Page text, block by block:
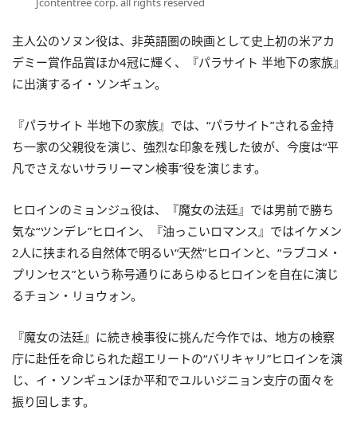
主人公のソヌン役は、非英語圏の映画として史上初の米アカ
デミー賞作品賞ほか4冠に輝く、『パラサイト 半地下の家族』
に出演するイ・ソンギュン。
『パラサイト 半地下の家族』では、“パラサイト”される金持
ち一家の父親役を演じ、強烈な印象を残した彼が、今度は“平
凡でさえないサラリーマン検事”役を演じます。
ヒロインのミョンジュ役は、『魔女の法廷』では男前で勝ち
気な“ツンデレ”ヒロイン、『油っこいロマンス』ではイケメン
2人に挟まれる自然体で明るい“天然”ヒロインと、“ラブコメ・
プリンセス”という称号通りにあらゆるヒロインを自在に演じ
るチョン・リョウォン。
『魔女の法廷』に続き検事役に挑んだ今作では、地方の検察
庁に赴任を命じられた超エリートの“バリキャリ”ヒロインを演
じ、イ・ソンギュンほか平和でユルいジニョン支庁の面々を
振り回します。